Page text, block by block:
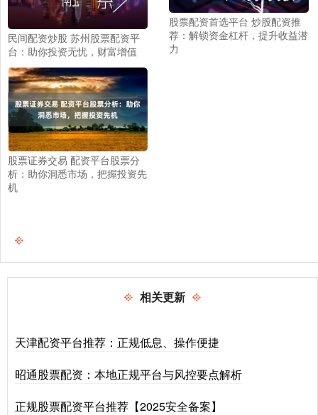
民间配资炒股 苏州股票配资平
台：助你投资无忧，财富增值
股票配资首选平台 炒股配资推
荐：解锁资金杠杆，提升收益潜
力
股票证券交易 配资平台股票分
析：助你洞悉市场，把握投资先
机
相关更新
天津配资平台推荐：正规低息、操作便捷
昭通股票配资：本地正规平台与风控要点解析
正规股票配资平台推荐【2025安全备案】